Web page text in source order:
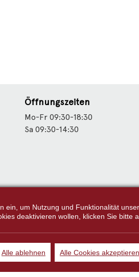
Öffnungszeiten
Mo-Fr 09:30-18:30
Sa 09:30-14:30
*Alle Preisangaben gelten inklusive
sind, handelt es sich um die
um Nutzung und Funktionalität
deaktivieren wollen, klicken Sie
Alle ablehnen Alle Cookies akzeptieren